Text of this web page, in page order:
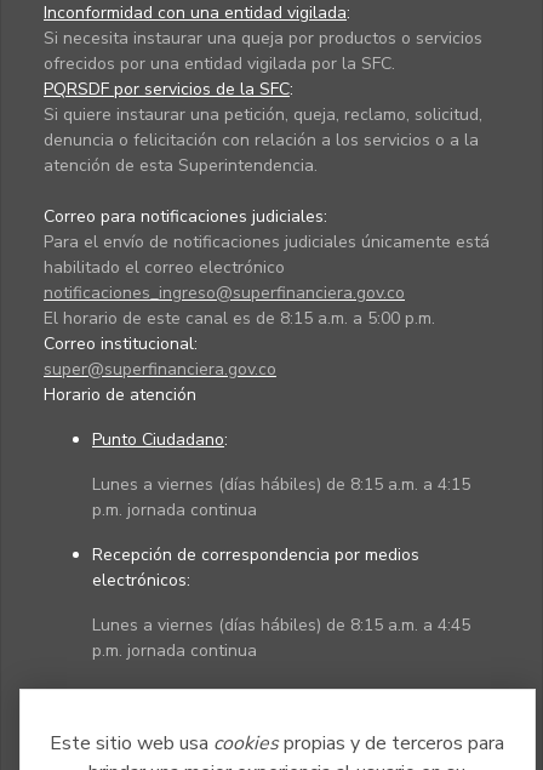
Este sitio web usa cookiespropias y de terceros para
Inconformidad con una entidad vigilada:
Si necesita instaurar una queja por productos o servicios
ofrecidos por una entidad vigilada por la SFC.
PQRSDF por servicios de la SFC:
Si quiere instaurar una petición, queja, reclamo, solicitud,
denuncia o felicitación con relación a los servicios o a la
atención de esta Superintendencia.
Correo para notificaciones judiciales:
Para el envío de notificaciones judiciales únicamente está
habilitado el correo electrónico
notificaciones_ingreso@superfinanciera.gov.co
El horario de este canal es de 8:15 a.m. a 5:00 p.m.
Correo institucional:
super@superfinanciera.gov.co
Horario de atención
Punto Ciudadano:
Lunes a viernes (días hábiles) de 8:15 a.m. a 4:15
p.m. jornada continua
Recepción de correspondencia por medios
electrónicos:
Lunes a viernes (días hábiles) de 8:15 a.m. a 4:45
p.m. jornada continua